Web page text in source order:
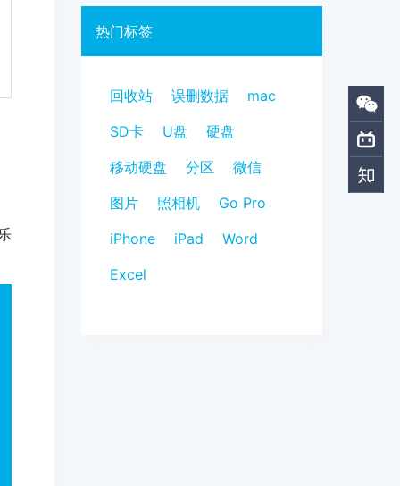
热门标签
回收站 误删数据
mac
SD卡
U盘
硬盘
移动硬盘
分区
微信
图片
照相机
Go Pro
iPhone
iPad
Word
Excel